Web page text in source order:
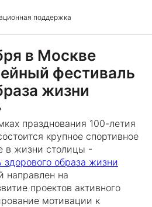
поддержка
в Москве
фестиваль
жизни
празднования 100-летия
крупное спортивное
в жизни столицы -
образа жизни
направлен на
проектов активного
мотивации к